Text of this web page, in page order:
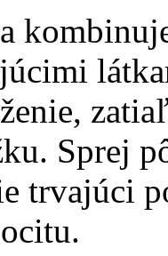
Sprej
trvajúci